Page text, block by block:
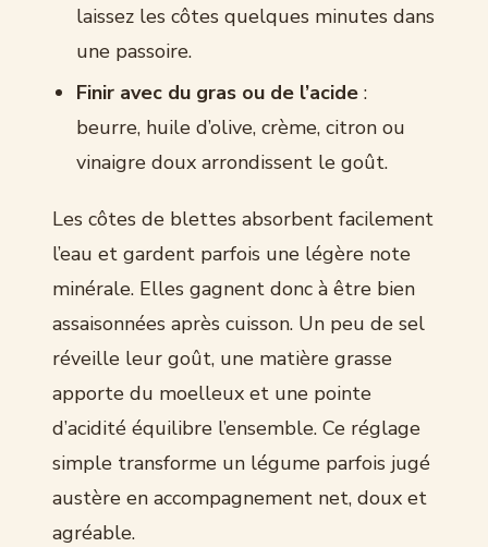
laissez les côtes quelques minutes dans
une passoire.
Finir avec du gras ou de l’acide :
beurre, huile d’olive, crème, citron ou
vinaigre doux arrondissent le goût.
Les côtes de blettes absorbent facilement
l’eau et gardent parfois une légère note
minérale. Elles gagnent donc à être bien
assaisonnées après cuisson. Un peu de sel
réveille leur goût, une matière grasse
apporte du moelleux et une pointe
d’acidité équilibre l’ensemble. Ce réglage
simple transforme un légume parfois jugé
austère en accompagnement net, doux et
agréable.